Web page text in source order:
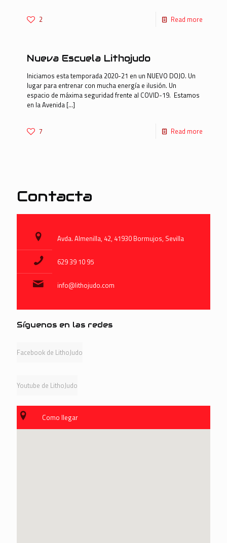
2 Read more
Nueva Escuela Lithojudo
Iniciamos esta temporada 2020-21 en un NUEVO DOJO. Un
lugar para entrenar con mucha energía e ilusión. Un
espacio de máxima seguridad frente al COVID-19. Estamos
en la Avenida […]
7 Read more
Contacta
Avda. Almenilla, 42, 41930 Bormujos, Sevilla
629 39 10 95
info@lithojudo.com
Síguenos en las redes
Facebook de LithoJudo
Youtube de LithoJudo
Como llegar